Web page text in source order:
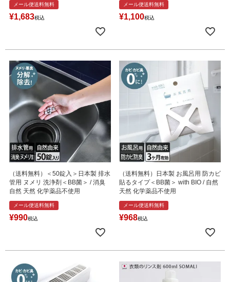
メール便送料無料
¥1,683税込
メール便送料無料
¥1,100税込
（送料無料）＜50錠入＞日本製 排水
管用 ヌメリ 洗浄剤＜BB菌＞ / 消臭
自然 天然 化学薬品不使用
メール便送料無料
¥990税込
（送料無料）日本製 お風呂用 防カビ
貼るタイプ＜BB菌＞ with BIO / 自然
天然 化学薬品不使用
メール便送料無料
¥968税込